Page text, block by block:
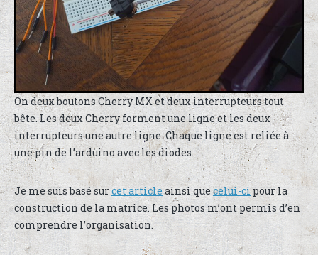
On deux boutons Cherry MX et deux interrupteurs tout
bête. Les deux Cherry forment une ligne et les deux
interrupteurs une autre ligne. Chaque ligne est reliée à
une pin de l’arduino avec les diodes.
Je me suis basé surcet articleainsi que celui-cipour la
construction de la matrice. Les photos m’ont permis d’en
comprendre l’organisation.